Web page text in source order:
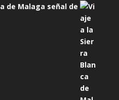
de Malaga señal de